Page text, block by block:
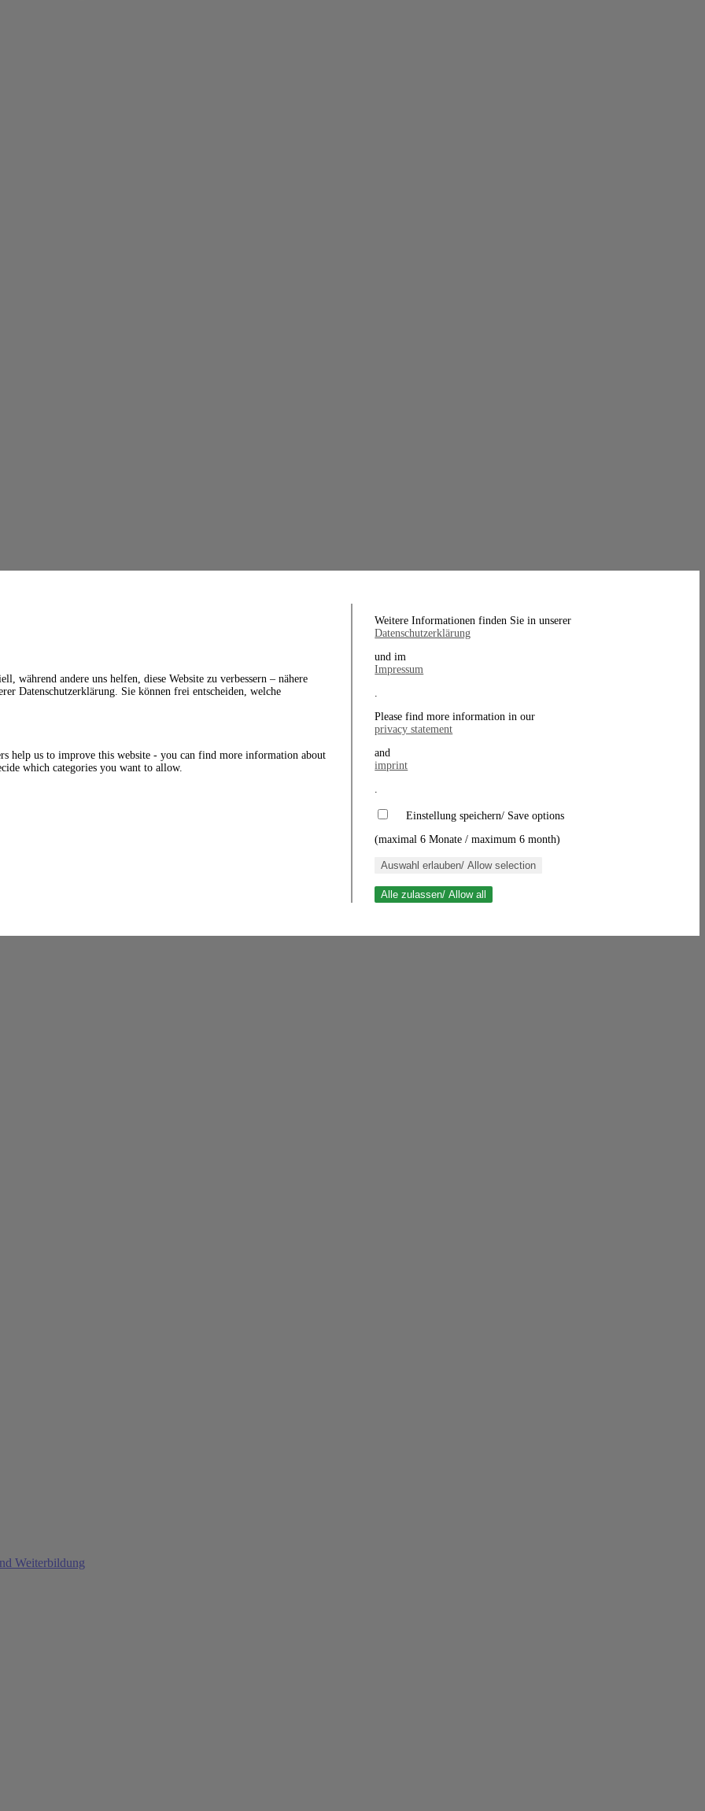
Weiterbildung
während andere uns helfen, diese Website zu verbessern – nähere
Datenschutzerklärung. Sie können frei entscheiden, welche
help us to improve this website - you can find more information about
which categories you want to allow.
Weitere Informationen finden Sie in unserer
Datenschutzerklärung
und im
Impressum
.
Please find more information in our
privacy statement
and
imprint
.
Einstellung speichern/ Save options
(maximal 6 Monate / maximum 6 month)
Auswahl erlauben/ Allow selection
Alle zulassen/ Allow all